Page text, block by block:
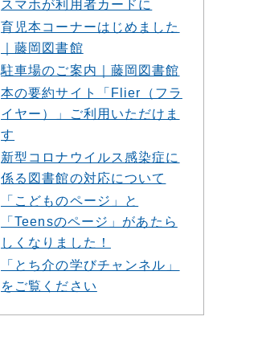
スマホが利用者カードに
育児本コーナーはじめました
｜藤岡図書館
駐車場のご案内｜藤岡図書館
本の要約サイト「Flier（フラ
イヤー）」ご利用いただけま
す
新型コロナウイルス感染症に
係る図書館の対応について
「こどものページ」と
「Teensのページ」があたら
しくなりました！
「とち介の学びチャンネル」
をご覧ください